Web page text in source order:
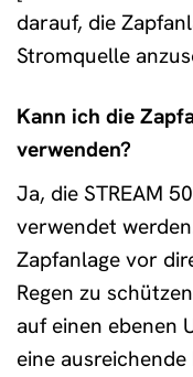
darauf, die
Stromquelle
Kann ich die
verwenden?
Ja, die STREAM
verwendet
Zapfanlage vor
Regen zu
auf einen ebenen
eine